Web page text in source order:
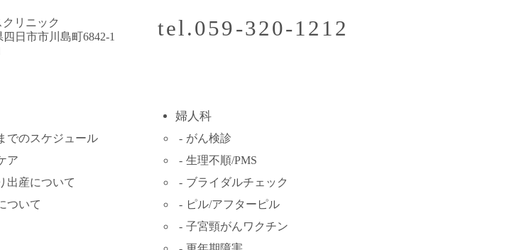
リニック
四日市市川島町6842-1
tel.059-320-1212
でのスケジュール
ア
出産について
ついて
婦人科
がん検診
生理不順/PMS
ブライダルチェック
ピル/アフターピル
子宮頸がんワクチン